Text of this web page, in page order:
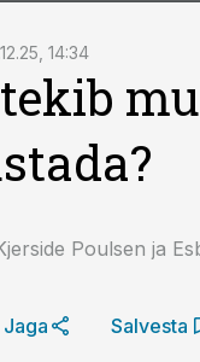
14:34
Poulsen ja
Jaga Salvesta